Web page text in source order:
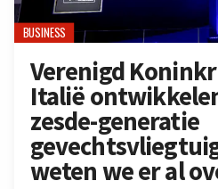
BUSINESS
Verenigd
Italië
zesde-generatie
weten we er al